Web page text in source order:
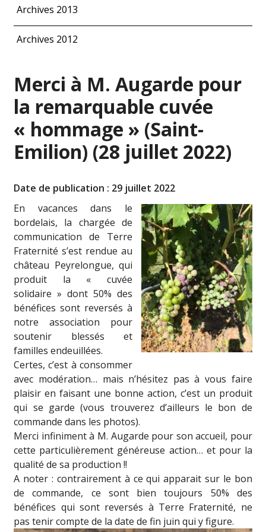
Archives 2013
Archives 2012
Merci à M. Augarde pour
la remarquable cuvée
« hommage » (Saint-
Emilion) (28 juillet 2022)
Date de publication : 29 juillet 2022
En vacances dans le
bordelais, la chargée de
communication de Terre
Fraternité s’est rendue au
château Peyrelongue, qui
produit la « cuvée
solidaire » dont 50% des
bénéfices sont reversés à
notre association pour
soutenir blessés et
familles endeuillées.
Certes, c’est à consommer
avec modération… mais n’hésitez pas à vous faire
plaisir en faisant une bonne action, c’est un produit
qui se garde (vous trouverez d’ailleurs le bon de
commande dans les photos).
Merci infiniment à M. Augarde pour son accueil, pour
cette particulièrement généreuse action… et pour la
qualité de sa production !!
A noter : contrairement à ce qui apparait sur le bon
de commande, ce sont bien toujours 50% des
bénéfices qui sont reversés à Terre Fraternité, ne
pas tenir compte de la date de fin juin qui y figure.